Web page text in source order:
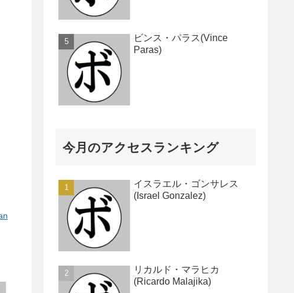
ビンス・パラス(Vince
Paras)
今月のアクセスランキング
イスラエル・ゴンサレス
(Israel Gonzalez)
リカルド・マラヒカ
(Ricardo Malajika)